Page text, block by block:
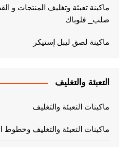
ماكينة تعبئة وتغليف المنتجات و
صلب_ فلوباك
ماكينة لصق ليبل إستيكر
التعبئة والتغليف
ماكينات التعبئة والتغليف
ماكينات التعبئة والتغليف وخطوط